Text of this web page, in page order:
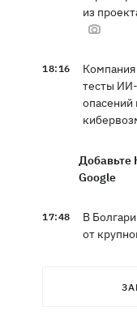
из
18:16
тесты
опасений
Добавьте
Google
17:48
В
от